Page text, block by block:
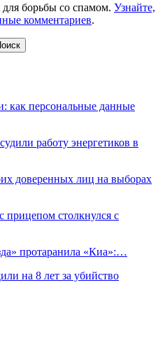
для борьбы со спамом. Узнайте,
комментариев.
как персональные данные
работу энергетиков в
доверенных лиц на выборах
прицепом столкнулся с
протаранила «Киа»:…
на 8 лет за убийство